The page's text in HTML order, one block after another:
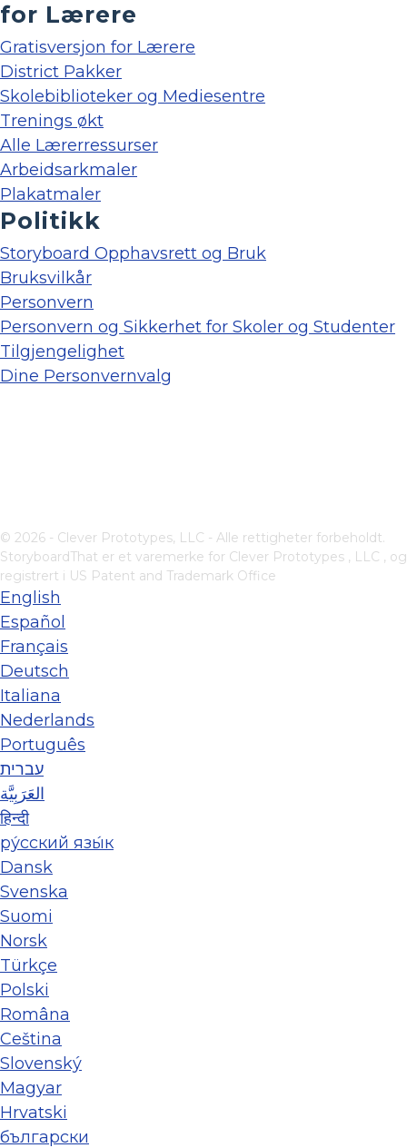
for Lærere
Gratisversjon for Lærere
District Pakker
Skolebiblioteker og Mediesentre
Trenings økt
Alle Lærerressurser
Arbeidsarkmaler
Plakatmaler
Politikk
Storyboard Opphavsrett og Bruk
Bruksvilkår
Personvern
Personvern og Sikkerhet for Skoler og Studenter
Tilgjengelighet
Dine Personvernvalg
© 2026 - Clever Prototypes, LLC - Alle rettigheter forbeholdt.
StoryboardThat er et varemerke for Clever Prototypes , LLC , og
registrert i US Patent and Trademark Office
English
Español
Français
Deutsch
Italiana
Nederlands
Português
עברית
العَرَبِيَّة
हिन्दी
ру́сский язы́к
Dansk
Svenska
Suomi
Norsk
Türkçe
Polski
Româna
Ceština
Slovenský
Magyar
Hrvatski
български